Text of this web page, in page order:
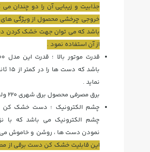
جذابیت و زیبایی آن را دو چندان
خروجی چرخشی محصول از ویژگی
باشد که می توان جهت خشک کردن
از آن استفاده نمود .
باشد
نماید .
برق مصرفی محصول برق شهری ۲۲۰ ولت می باشد .
چشم الکترونیک ؛ دست خشک کن
چشم الکترونیک می باشد که با
نمودن دست ها ، روشن و خاموش
این قابلیت خشک کن دست برقی از